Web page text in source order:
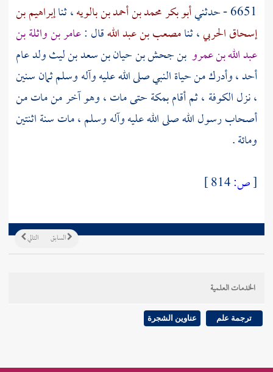
6651 - حدثني
أبو بكر محمد بن أحمد بن بالويه، ثناإبراهيم بن
إسحاق الحربي، ثنامصعب بن عبد اللهقال :عامر بن واثلة بن
عبد الله بن عمرو بن جحش بن حيان بن سعد بن ليثولد عام
أحد، وأدرك من حياة النبي صلى الله عليه وآله وسلم ثمان سنين
، نزلالكوفة ، ثم أقامبمكةحتى مات ، وهو آخر من مات من
أصحاب رسول الله صلى الله عليه وآله وسلم ، مات سنة اثنتين
ومائة .
[ص:
التالي السابق
الخدمات العلمية
ترجمة علم عناوين الشجرة